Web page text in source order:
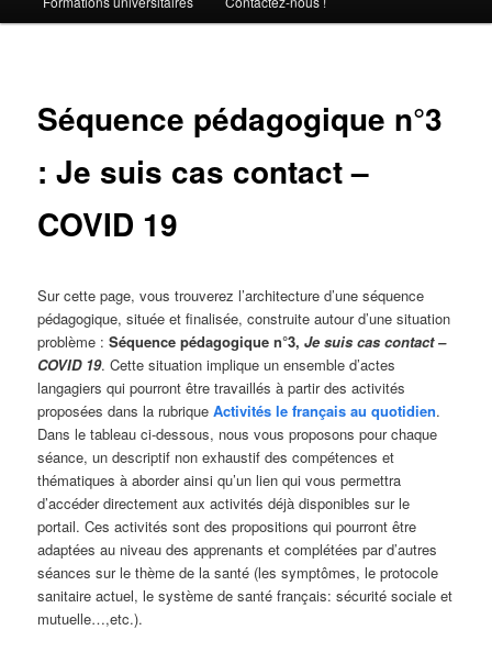
Séquence pédagogique n°3
: Je suis cas contact –
COVID 19
Sur cette page, vous trouverez l’architecture d’une séquence
pédagogique, située et finalisée, construite autour d’une situation
problème : Séquence pédagogique n°3,Je suis cas contact –
COVID 19. Cette situation implique un ensemble d’actes
langagiers qui pourront être travaillés à partir des activités
proposées dans la rubriqueActivités le français au quotidien.
Dans le tableau ci-dessous, nous vous proposons pour chaque
séance, un descriptif non exhaustif des compétences et
thématiques à aborder ainsi qu’un lien qui vous permettra
d’accéder directement aux activités déjà disponibles sur le
portail. Ces activités sont des propositions qui pourront être
adaptées au niveau des apprenants et complétées par d’autres
séances sur le thème de la santé (les symptômes, le protocole
sanitaire actuel, le système de santé français: sécurité sociale et
mutuelle…,etc.).